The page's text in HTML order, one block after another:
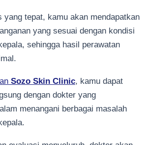
yang tepat, kamu akan mendapatkan
yang sesuai dengan kondisi
sehingga hasil perawatan
Sozo Skin Clinic, kamu dapat
dengan dokter yang
menangani berbagai masalah